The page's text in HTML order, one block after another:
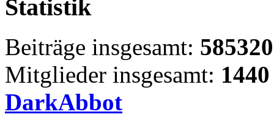
Statistik
Beiträge insgesamt: 585320
Mitglieder insgesamt: 1440
DarkAbbot